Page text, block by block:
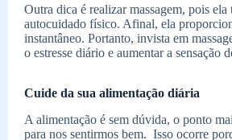
Outra dica é realizar massagem, pois ela
autocuidado físico. Afinal, ela
instantâneo. Portanto, invista em
o estresse diário e aumentar a sensação
Cuide da sua alimentação diária
A alimentação é sem dúvida, o ponto
para nos sentirmos bem. Isso ocorre